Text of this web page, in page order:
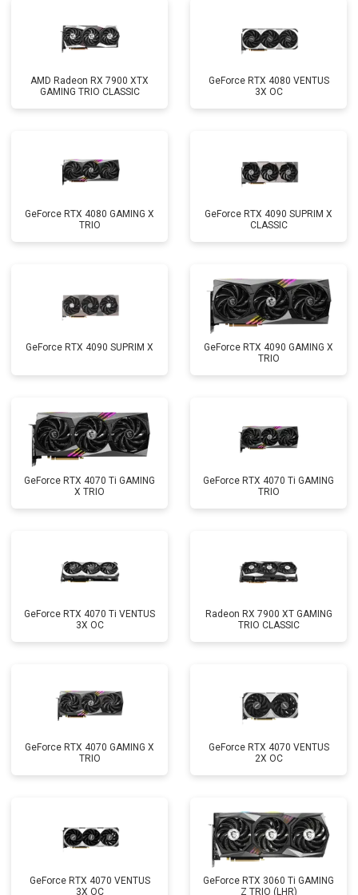
AMD Radeon RX 7900 XTX
GAMING TRIO CLASSIC
GeForce RTX 4080 VENTUS
3X OC
GeForce RTX 4080 GAMING X
TRIO
GeForce RTX 4090 SUPRIM X
CLASSIC
GeForce RTX 4090 SUPRIM X
GeForce RTX 4090 GAMING X
TRIO
GeForce RTX 4070 Ti GAMING
X TRIO
GeForce RTX 4070 Ti GAMING
TRIO
GeForce RTX 4070 Ti VENTUS
3X OC
Radeon RX 7900 XT GAMING
TRIO CLASSIC
GeForce RTX 4070 GAMING X
TRIO
GeForce RTX 4070 VENTUS
2X OC
GeForce RTX 4070 VENTUS
3X OC
GeForce RTX 3060 Ti GAMING
Z TRIO (LHR)